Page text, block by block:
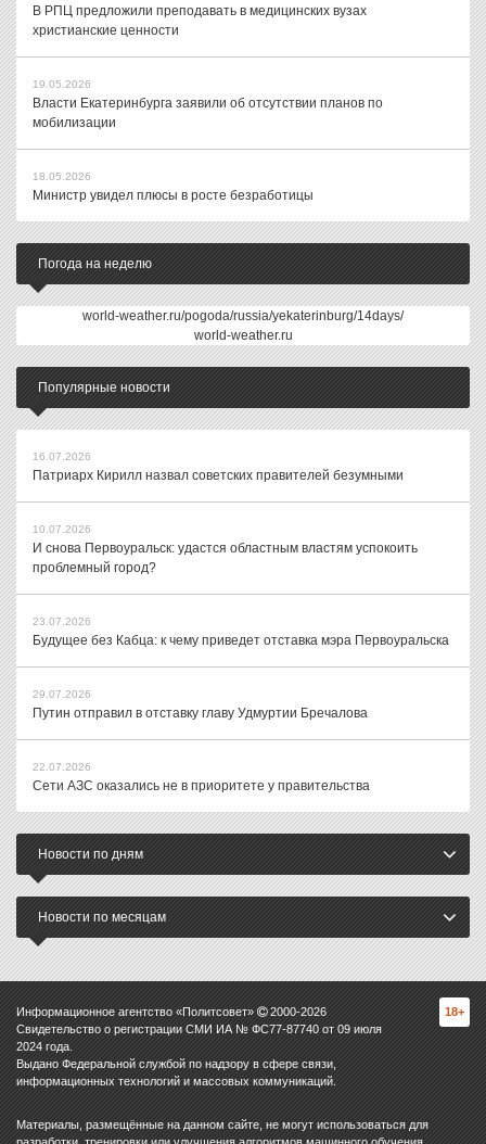
В РПЦ предложили преподавать в медицинских вузах
христианские ценности
19.05.2026
Власти Екатеринбурга заявили об отсутствии планов по
мобилизации
18.05.2026
Министр увидел плюсы в росте безработицы
Погода на неделю
world-weather.ru/pogoda/russia/yekaterinburg/14days/
world-weather.ru
Популярные новости
16.07.2026
Патриарх Кирилл назвал советских правителей безумными
10.07.2026
И снова Первоуральск: удастся областным властям успокоить
проблемный город?
23.07.2026
Будущее без Кабца: к чему приведет отставка мэра Первоуральска
29.07.2026
Путин отправил в отставку главу Удмуртии Бречалова
22.07.2026
Сети АЗС оказались не в приоритете у правительства
Новости по дням
Новости по месяцам
Информационное агентство «Политсовет» 2000-2026
Свидетельство о регистрации СМИ ИА № ФС77-87740 от 09 июля
2024 года.
Выдано Федеральной службой по надзору в сфере связи,
информационных технологий и массовых коммуникаций.
18+
Материалы, размещённые на данном сайте, не могут использоваться для